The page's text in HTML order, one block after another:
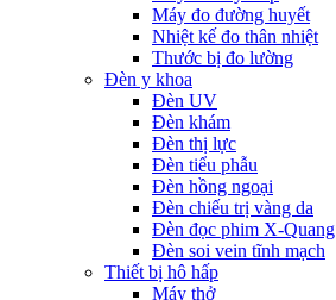
Máy đo đường huyết
Nhiệt kế đo thân nhiệt
Thước bị đo lường
Đèn y khoa
Đèn UV
Đèn khám
Đèn thị lực
Đèn tiểu phẫu
Đèn hồng ngoại
Đèn chiếu trị vàng da
Đèn đọc phim X-Quang
Đèn soi vein tĩnh mạch
Thiết bị hô hấp
Máy thở